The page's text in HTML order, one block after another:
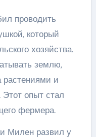
проводить
который
хозяйства.
землю,
растениями и
опыт стал
фермера.
Милен развил у